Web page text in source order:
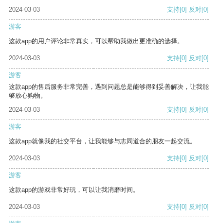
2024-03-03
支持[0] 反对[0]
游客
这款app的用户评论非常真实，可以帮助我做出更准确的选择。
2024-03-03 支持[0] 反对[0]
游客
这款app的售后服务非常完善，遇到问题总是能够得到妥善解决，让我能
够放心购物。
2024-03-03
支持[0] 反对[0]
游客
这款app就像我的社交平台，让我能够与志同道合的朋友一起交流。
2024-03-03 支持[0] 反对[0]
游客
这款app的游戏非常好玩，可以让我消磨时间。
2024-03-03 支持[0] 反对[0]